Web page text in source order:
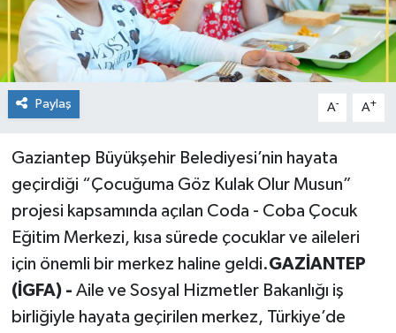
Paylaş A- A+
Gaziantep Büyükşehir Belediyesi’nin hayata
geçirdiği “Çocuğuma Göz Kulak Olur Musun”
projesi kapsamında açılan Coda - Coba Çocuk
Eğitim Merkezi, kısa sürede çocuklar ve aileleri
için önemli bir merkez haline geldi.GAZİANTEP
(İGFA) - Aile ve Sosyal Hizmetler Bakanlığı iş
birliğiyle hayata geçirilen merkez, Türkiye’de